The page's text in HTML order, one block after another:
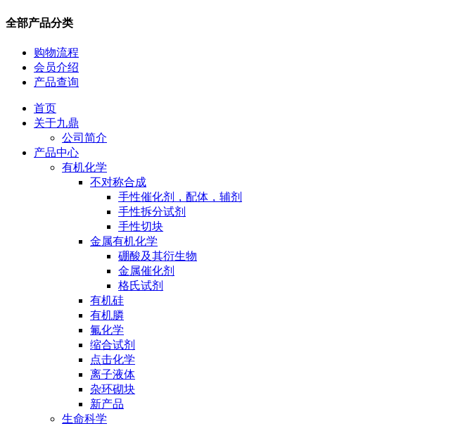
全部产品分类
购物流程
会员介绍
产品查询
首页
关于九鼎
公司简介
产品中心
有机化学
不对称合成
手性催化剂，配体，辅剂
手性拆分试剂
手性切块
金属有机化学
硼酸及其衍生物
金属催化剂
格氏试剂
有机硅
有机膦
氟化学
缩合试剂
点击化学
离子液体
杂环砌块
新产品
生命科学